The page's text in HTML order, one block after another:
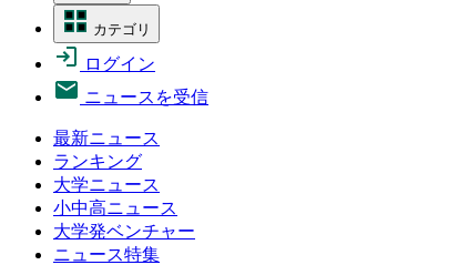
カテゴリ
ログイン
ニュースを受信
最新ニュース
ランキング
大学ニュース
小中高ニュース
大学発ベンチャー
ニュース特集